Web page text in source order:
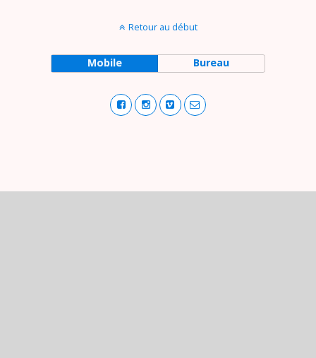
Retour au début
Mobile Bureau